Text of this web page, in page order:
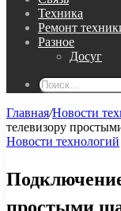
Техника
Ремонт
Разное
Досуг
Главная/Новости
телевизору
Новости технологий